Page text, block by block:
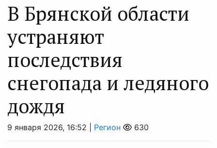
В Брянской области
устраняют
последствия
снегопада и ледяного
дождя
9 января 2026, 16:52 | Регион 630